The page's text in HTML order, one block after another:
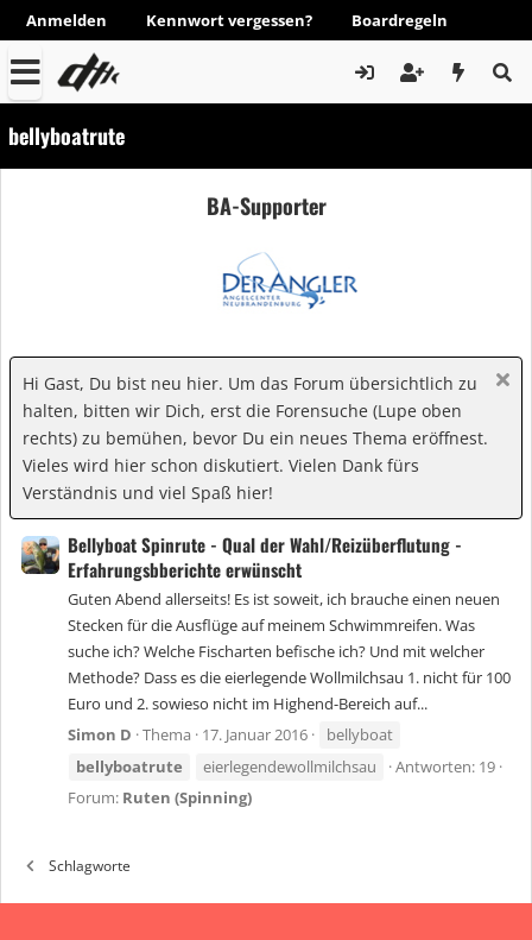
Anmelden Kennwort vergessen? Boardregeln
bellyboatrute
BA-Supporter
Hi Gast, Du bist neu hier. Um das Forum übersichtlich zu
halten, bitten wir Dich, erst die Forensuche (Lupe oben
rechts) zu bemühen, bevor Du ein neues Thema eröffnest.
Vieles wird hier schon diskutiert. Vielen Dank fürs
Verständnis und viel Spaß hier!
Bellyboat Spinrute - Qual der Wahl/Reizüberflutung -
Erfahrungsbberichte erwünscht
Guten Abend allerseits! Es ist soweit, ich brauche einen neuen
Stecken für die Ausflüge auf meinem Schwimmreifen. Was
suche ich? Welche Fischarten befische ich? Und mit welcher
Methode? Dass es die eierlegende Wollmilchsau 1. nicht für 100
Euro und 2. sowieso nicht im Highend-Bereich auf...
Simon D Thema 17. Januar 2016
bellyboat
bellyboatrute
eierlegendewollmilchsau
Antworten: 19
Forum: Ruten (Spinning)
Schlagworte